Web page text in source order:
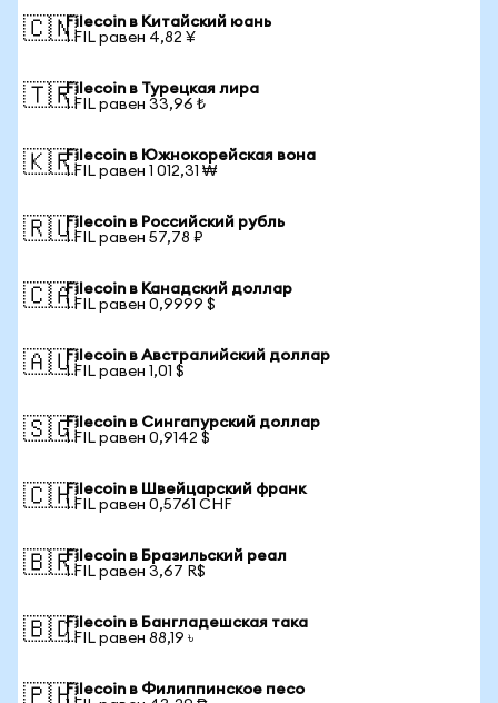
🇨🇳Filecoin в Китайский юань
1 FIL равен 4,82 ¥
🇹🇷Filecoin в Турецкая лира
1 FIL равен 33,96 ₺
🇰🇷Filecoin в Южнокорейская вона
1 FIL равен 1 012,31 ₩
🇷🇺Filecoin в Российский рубль
1 FIL равен 57,78 ₽
🇨🇦Filecoin в Канадский доллар
1 FIL равен 0,9999 $
🇦🇺Filecoin в Австралийский доллар
1 FIL равен 1,01 $
🇸🇬Filecoin в Сингапурский доллар
1 FIL равен 0,9142 $
🇨🇭Filecoin в Швейцарский франк
1 FIL равен 0,5761 CHF
🇧🇷Filecoin в Бразильский реал
1 FIL равен 3,67 R$
🇧🇩Filecoin в Бангладешская така
1 FIL равен 88,19 ৳
🇵🇭Filecoin в Филиппинское песо